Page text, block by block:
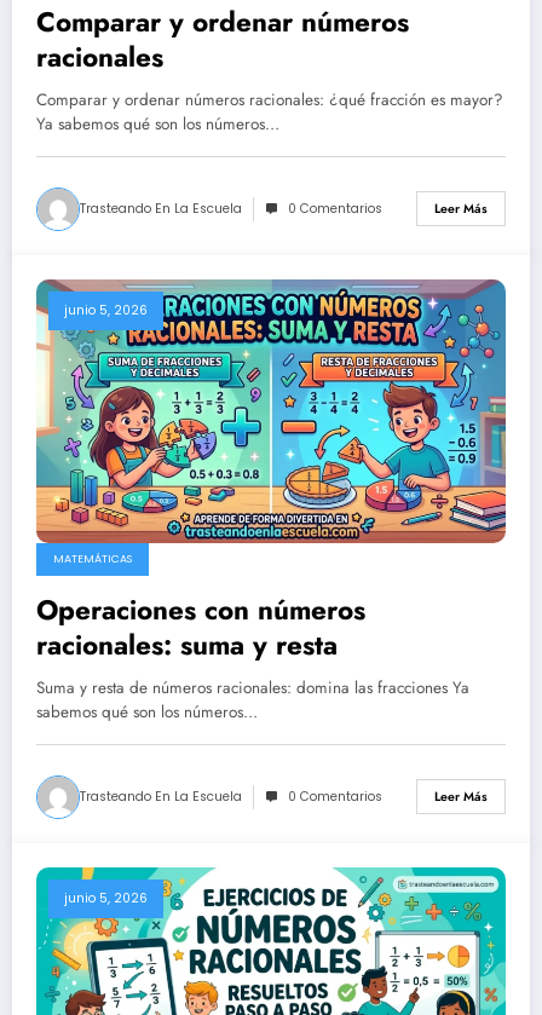
Comparar y ordenar números
racionales
Comparar y ordenar números racionales: ¿qué fracción es mayor?
Ya sabemos qué son los números…
Trasteando En La Escuela 0 Comentarios Leer Más
junio 5, 2026
MATEMÁTICAS
Operaciones con números
racionales: suma y resta
Suma y resta de números racionales: domina las fracciones Ya
sabemos qué son los números…
Trasteando En La Escuela 0 Comentarios Leer Más
junio 5, 2026